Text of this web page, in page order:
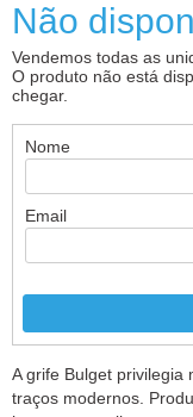
Não
Vendemos todas as
O produto não está
chegar.
Nome
Email
A grife Bulget privilegia
traços modernos.